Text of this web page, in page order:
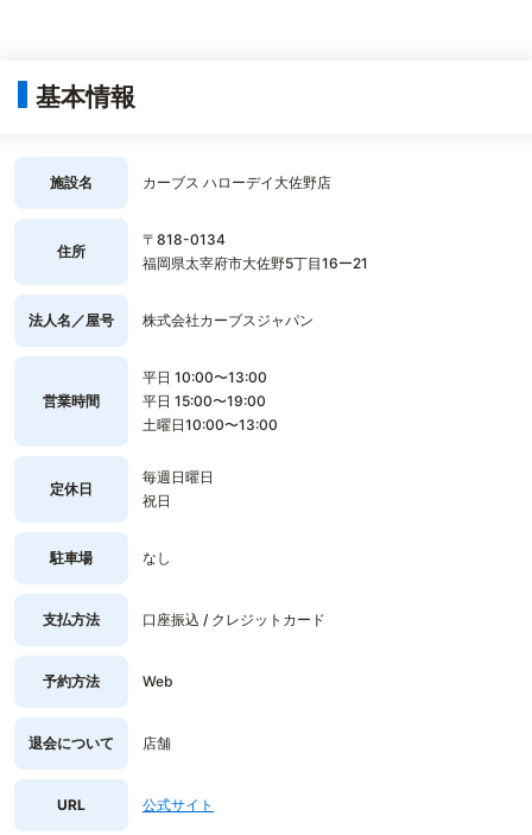
基本情報
施設名 カーブス ハローデイ大佐野店
住所
〒818-0134
福岡県太宰府市大佐野5丁目16ー21
法人名／屋号 株式会社カーブスジャパン
営業時間
平日 10:00〜13:00
平日 15:00〜19:00
土曜日10:00〜13:00
定休日
毎週日曜日
祝日
駐車場 なし
支払方法 口座振込 / クレジットカード
予約方法 Web
退会について 店舗
URL 公式サイト